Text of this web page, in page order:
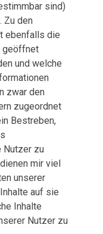
sind)
Zu den
ebenfalls die
geöffnet
und welche
zwar den
zugeordnet
Bestreben,
Nutzer zu
mir viel
unserer
auf sie
Inhalte
Nutzer zu